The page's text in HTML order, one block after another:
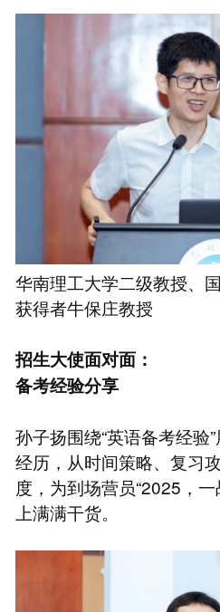
华南理工大学二级教授、
获得者牛保庄教授
招生大使面对面：
备考经验分享
孙子扬围绕“英语备考经验
经历，从时间策略、复习
度，为到场营员“2025，
上满满干货。